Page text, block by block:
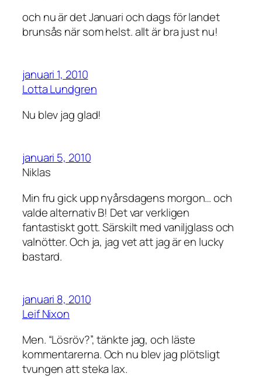
och nu är det Januari och dags för landet
brunsås när som helst. allt är bra just nu!
januari 1, 2010
Lotta Lundgren
Nu blev jag glad!
januari 5, 2010
Niklas
Min fru gick upp nyårsdagens morgon… och
valde alternativ B! Det var verkligen
fantastiskt gott. Särskilt med vaniljglass och
valnötter. Och ja, jag vet att jag är en lucky
bastard.
januari 8, 2010
Leif Nixon
Men. “Lösröv?”, tänkte jag, och läste
kommentarerna. Och nu blev jag plötsligt
tvungen att steka lax.